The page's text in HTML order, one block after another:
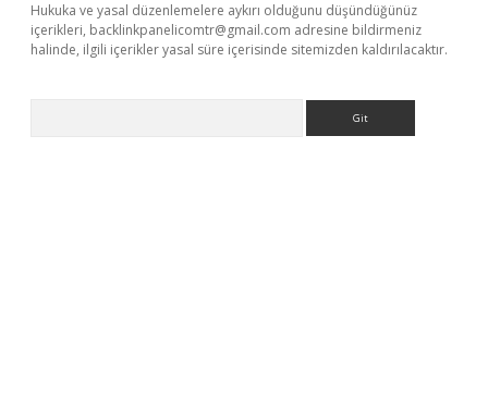
Hukuka ve yasal düzenlemelere aykırı olduğunu düşündüğünüz
içerikleri, backlinkpanelicomtr@gmail.com adresine bildirmeniz
halinde, ilgili içerikler yasal süre içerisinde sitemizden kaldırılacaktır.